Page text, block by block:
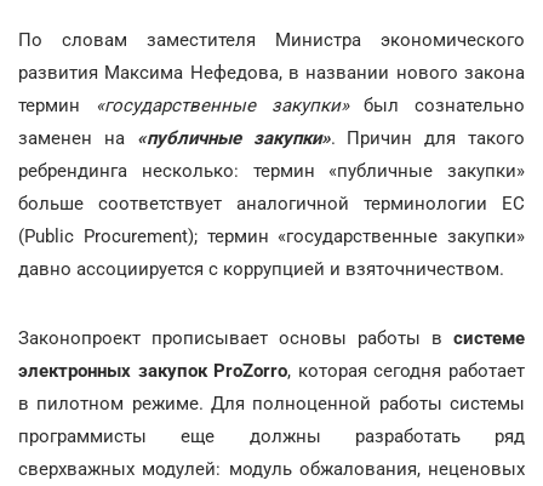
По словам заместителя Министра экономического
развития Максима Нефедова, в названии нового закона
термин «государственные закупки»был сознательно
заменен на «публичные закупки». Причин для такого
ребрендинга несколько: термин «публичные закупки»
больше соответствует аналогичной терминологии ЕС
(Public Procurement); термин «государственные закупки»
давно ассоциируется с коррупцией и взяточничеством.
Законопроект прописывает основы работы в системе
электронных закупок ProZorro, которая сегодня работает
в пилотном режиме. Для полноценной работы системы
программисты еще должны разработать ряд
сверхважных модулей: модуль обжалования, неценовых